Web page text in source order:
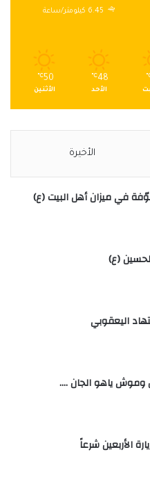
6.45 كيلومتر/ساعة
48
℃
الأحد
50
℃
الأثنين
الأخيرة
في ميزان أهل البيت (ع)
(ع)
اليعقوبي
وموش ياهو الجان ….
الأربعين شرعاً